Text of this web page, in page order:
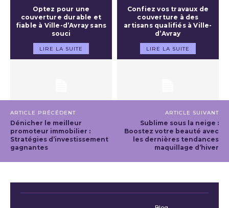
Optez pour une
couverture durable et
fiable à Ville-d’Avray sans
souci
LIRE LA SUITE
Confiez vos travaux de
couverture à des
artisans qualifiés à Ville-
d’Avray
LIRE LA SUITE
ARTICLE PRÉCÉDENT
Dénicher le meilleur
promoteur immobilier :
Stratégies d’investissement
gagnantes
ARTICLE SUIVANT
Sublime sous la neige :
Boostez votre beauté avec
les dernières tendances
maquillage d’hiver